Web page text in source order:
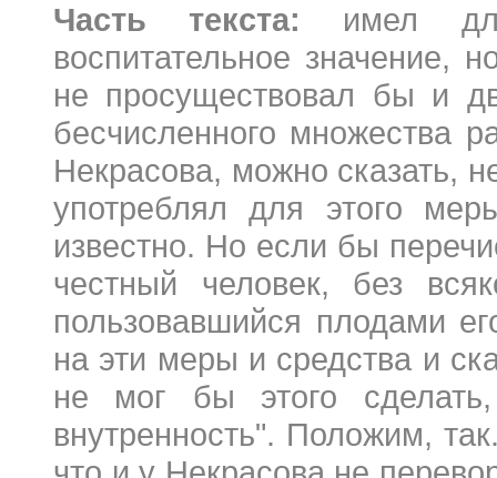
Часть текста: имел
воспитательное значение,
не просуществовал бы и
бесчисленного множества
Некрасова, можно сказать,
употреблял для этого
известно. Но если бы
честный человек, без
пользовавшийся плодами
на эти меры и средства и
не мог бы этого
внутренность". Положим,